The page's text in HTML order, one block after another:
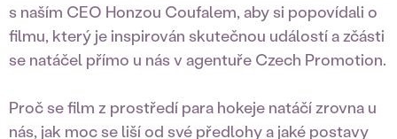
s naším CEO Honzou Coufalem, aby si popovídali o
filmu, který je inspirován skutečnou událostí a zčásti
se natáčel přímo u nás v agentuře Czech Promotion.
Proč se film z prostředí para hokeje natáčí zrovna u
nás, jak moc se liší od své předlohy a jaké postavy